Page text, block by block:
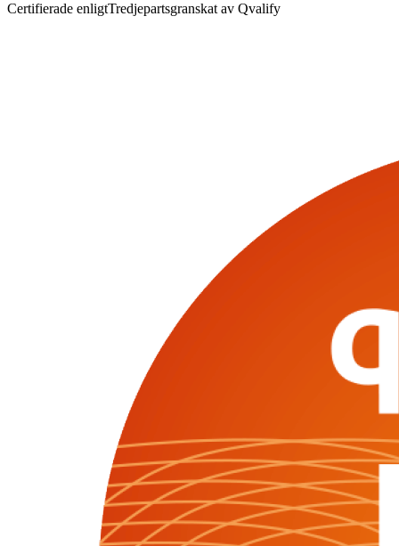
Certifierade enligtTredjepartsgranskat av Qvalify